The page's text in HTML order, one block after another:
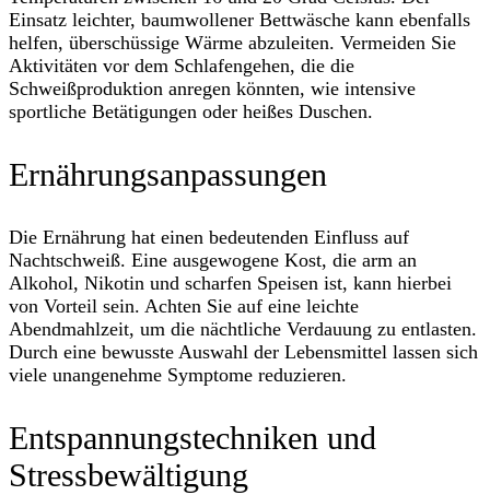
Einsatz leichter, baumwollener Bettwäsche kann ebenfalls
helfen, überschüssige Wärme abzuleiten. Vermeiden Sie
Aktivitäten vor dem Schlafengehen, die die
Schweißproduktion anregen könnten, wie intensive
sportliche Betätigungen oder heißes Duschen.
Ernährungsanpassungen
Die Ernährung hat einen bedeutenden Einfluss auf
Nachtschweiß. Eine ausgewogene Kost, die arm an
Alkohol, Nikotin und scharfen Speisen ist, kann hierbei
von Vorteil sein. Achten Sie auf eine leichte
Abendmahlzeit, um die nächtliche Verdauung zu entlasten.
Durch eine bewusste Auswahl der Lebensmittel lassen sich
viele unangenehme Symptome reduzieren.
Entspannungstechniken und
Stressbewältigung